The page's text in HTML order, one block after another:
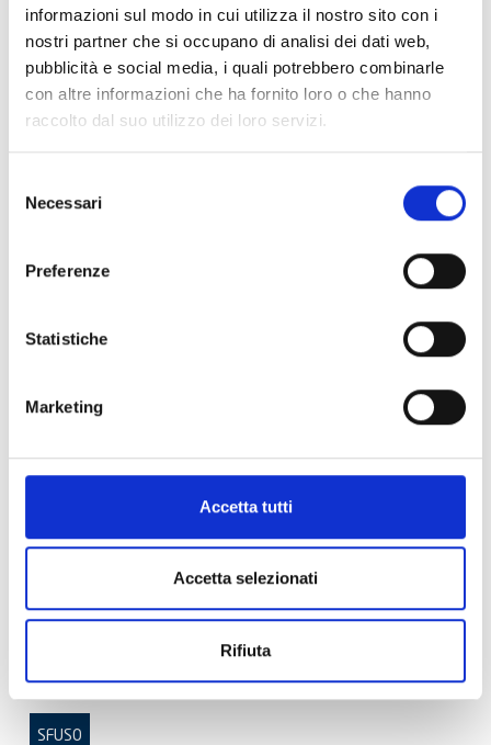
informazioni sul modo in cui utilizza il nostro sito con i
nostri partner che si occupano di analisi dei dati web,
pubblicità e social media, i quali potrebbero combinarle
con altre informazioni che ha fornito loro o che hanno
raccolto dal suo utilizzo dei loro servizi.
delNecessari
Preferenze
Statistiche
Marketing
Accetta tutti
Accetta selezionati
Rifiuta
Giunto Rigido GKS 2"- 60.3mm ptdW
SFUSO